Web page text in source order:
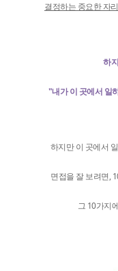
결정하는 중요한 자
하
"내가 이 곳에서 일
하지만 이 곳에서
면접을 잘 보려면,
그 10가지